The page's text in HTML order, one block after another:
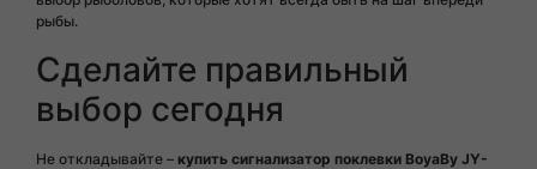
рыбы.
Сделайте правильный
выбор сегодня
Не откладывайте – купить сигнализатор поклевки BoyaBy JY-